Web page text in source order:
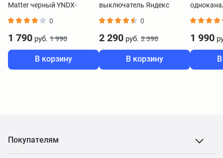
Matter черный YNDX-
0
1 790 руб. 1 990
В корзину
выключатель Яндекс
00534
0
2 290 руб. 2 390
В корзину
1 990
Покупателям